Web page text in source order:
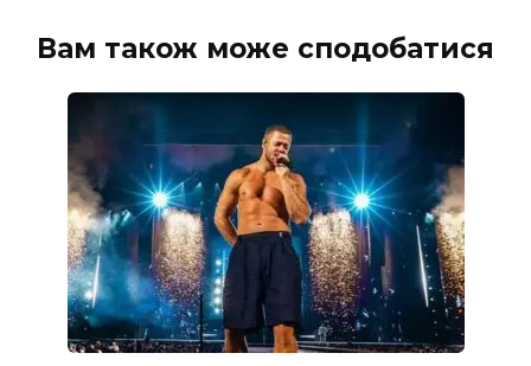
Вам також може сподобатися